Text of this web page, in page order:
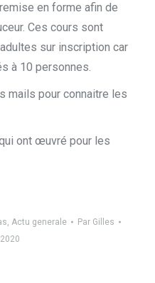
en forme afin de
Ces cours sont
sur inscription car
à 10 personnes.
mails pour connaitre les
ont œuvré pour les
, Actu generale Par Gilles